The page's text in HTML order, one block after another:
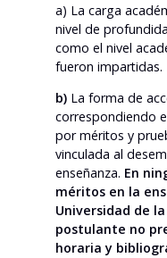
a) La carga
nivel de
como el nivel
fueron impartidas.
b) La forma de
correspondiendo
por méritos y
vinculada al
enseñanza. En
méritos en la
Universidad de
postulante no
horaria y